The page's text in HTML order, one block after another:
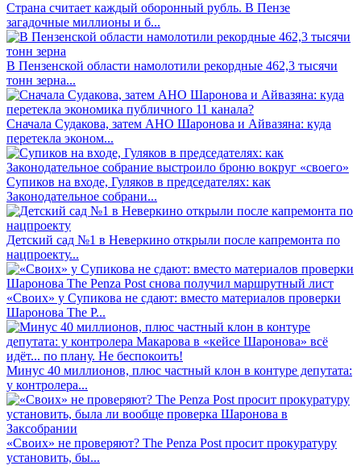
Страна считает каждый оборонный рубль. В Пензе
загадочные миллионы и б...
В Пензенской области намолотили рекордные 462,3 тысячи
тонн зерна...
Сначала Судакова, затем АНО Шаронова и Айвазяна: куда
перетекла эконом...
Супиков на входе, Гуляков в председателях: как
Законодательное собрани...
Детский сад №1 в Неверкино открыли после капремонта по
нацпроекту...
«Своих» у Супикова не сдают: вместо материалов проверки
Шаронова The P...
Минус 40 миллионов, плюс частный клон в контуре депутата:
у контролера...
«Своих» не проверяют? The Penza Post просит прокуратуру
установить, бы...